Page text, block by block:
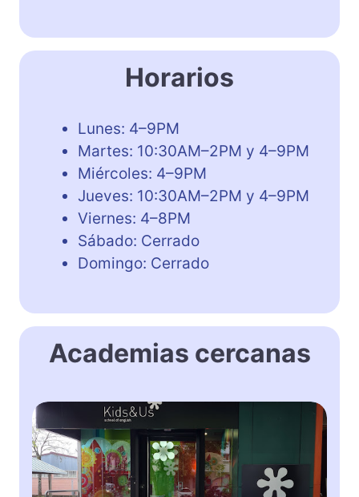
Horarios
Lunes: 4–9PM
Martes: 10:30AM–2PM y 4–9PM
Miércoles: 4–9PM
Jueves: 10:30AM–2PM y 4–9PM
Viernes: 4–8PM
Sábado: Cerrado
Domingo: Cerrado
Academias cercanas
K
i
d
s
&